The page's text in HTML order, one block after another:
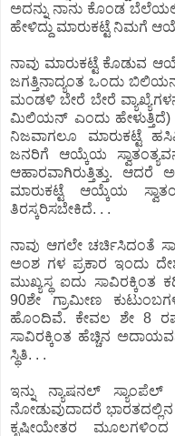
ಅದನ್ನು ನಾನು ಕೊಂಡ
ಹೇಳಿದ್ದು ಮಾರುಕಟ್ಟೆ ನಿಮಗೆ
ನಾವು ಮಾರುಕಟ್ಟೆ ಕೊಡುವ
ಜಗತ್ತಿನಾದ್ಯಂತ ಒಂದು
ಮಂಡಳಿ ಬೇರೆ ಬೇರೆ
ಮಿಲಿಯನ್ ಎಂದು ಹೇಳುತ್ತಿದೆ)
ನಿಜವಾಗಲೂ ಮಾರುಕಟ್ಟೆ
ಜನರಿಗೆ ಆಯ್ಕೆಯ
ಆಹಾರವಾಗಿರುತ್ತಿತ್ತು. ಆದರೆ
ಮಾರುಕಟ್ಟೆ ಆಯ್ಕೆಯ
ತಿರಸ್ಕರಿಸಬೇಕಿದೆ. . .
ನಾವು ಆಗಲೇ ಚರ್ಚಿಸಿದಂತೆ
ಅಂಶ ಗಳ ಪ್ರಕಾರ ಇಂದು
ಮುಖ್ಯಸ್ಥ ಐದು
90ಶೇ ಗ್ರಾಮೀಣ
ಹೊಂದಿವೆ. ಕೇವಲ ಶೇ 8
ಸಾವಿರಕ್ಕಿಂತ ಹೆಚ್ಚಿನ
ಸ್ಥಿತಿ. . .
ಇನ್ನು ನ್ಯಾಷನಲ್
ನೋಡುವುದಾದರೆ ಭಾರತದಲ್ಲಿನ
ಕೃಷೀಯೇತರ